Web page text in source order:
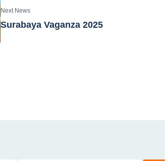
Next News
Surabaya Vaganza 2025